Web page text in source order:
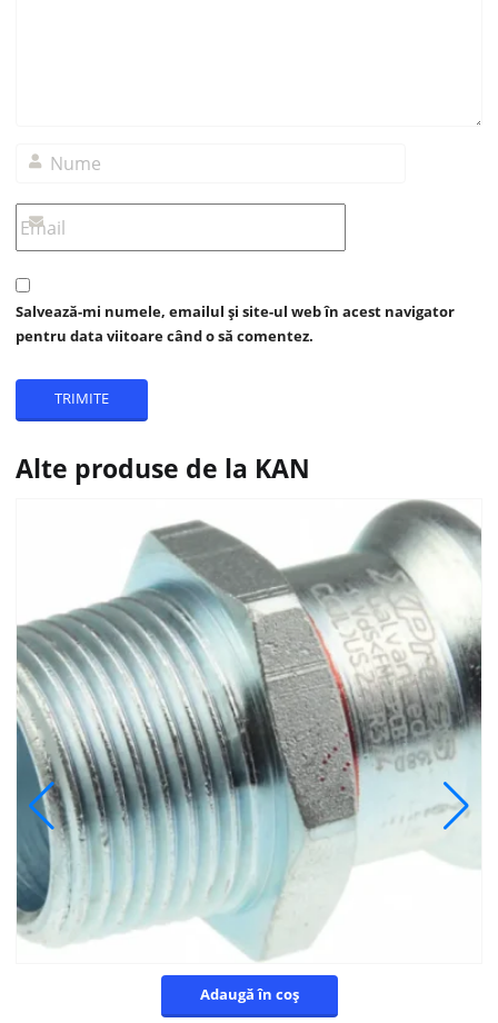
Salvează-mi numele, emailul și site-ul web în acest navigator
pentru data viitoare când o să comentez.
Alte produse de la KAN
Adaugă în coș